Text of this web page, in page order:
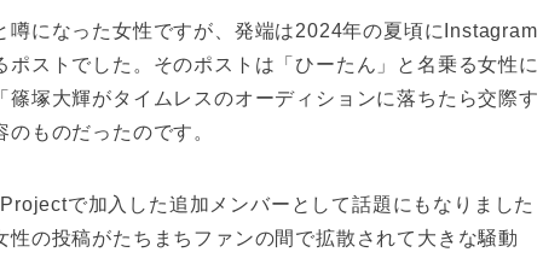
噂になった女性ですが、発端は2024年の夏頃にInstagram
ストでした。そのポストは「ひーたん」と名乗る女性に
篠塚大輝がタイムレスのオーディションに落ちたら交際す
ものだったのです。
で加入した追加メンバーとして話題にもなりました
性の投稿がたちまちファンの間で拡散されて大きな騒動